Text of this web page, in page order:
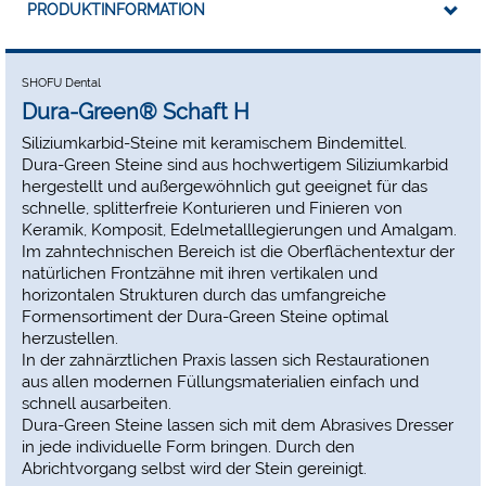
Exakt auf das Schleifkorn abgestimmtes Bindemittel
Anwendungsbereiche
Praxis: Ausarbeiten von Komposit-Füllungsmaterialien,
Keramik, Edelmetalllegierungen und Amalgam.
Labor: Beschleifen, Ausarbeiten, Konturieren von Keramik
oder Komposit oder zum Ausarbeiten von Metallen.
Einsatzbereich:
Geeignet für folgende Materialien: Keramik, Komposit,
Edelmetall, Amalgam.
PRODUKTINFORMATION
SHOFU Dental
Dura-Green® Schaft H
Siliziumkarbid-Steine mit keramischem Bindemittel.
Dura-Green Steine sind aus hochwertigem Siliziumkarbid
hergestellt und außergewöhnlich gut geeignet für das
schnelle, splitterfreie Konturieren und Finieren von
Keramik, Komposit, Edelmetalllegierungen und Amalgam.
Im zahntechnischen Bereich ist die Oberflächentextur der
natürlichen Frontzähne mit ihren vertikalen und
horizontalen Strukturen durch das umfangreiche
Formensortiment der Dura-Green Steine optimal
herzustellen.
In der zahnärztlichen Praxis lassen sich Restaurationen
aus allen modernen Füllungsmaterialien einfach und
schnell ausarbeiten.
Dura-Green Steine lassen sich mit dem Abrasives Dresser
in jede individuelle Form bringen. Durch den
Abrichtvorgang selbst wird der Stein gereinigt.